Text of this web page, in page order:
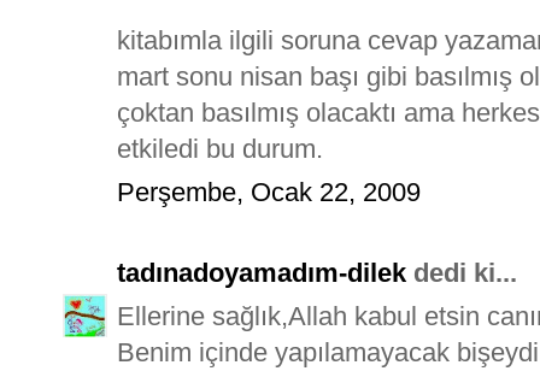
kitabımla ilgili soruna cevap
mart sonu nisan başı gibi basılmış
çoktan basılmış olacaktı ama
etkiledi bu durum.
Perşembe, Ocak 22, 2009
tadınadoyamadım-dilek dedi ki...
Ellerine sağlık,Allah kabul etsin
Benim içinde yapılamayacak